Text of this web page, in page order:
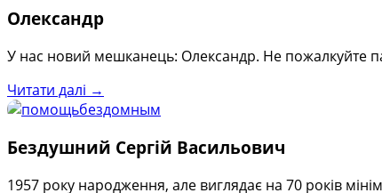
Олександр
У нас новий мешканець: Олександр. Не пожалкуйте
Читати далі →
Бездушний Сергій Васильович
1957 року народження, але виглядає на 70 років